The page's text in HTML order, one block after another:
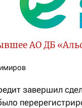
АО ДБ
завершил